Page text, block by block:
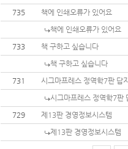
735
책에 인쇄오류가 있어요
책에 인쇄오류가 있어요
733
책 구하고 싶습니다
책 구하고 싶습니다
731
시그마프레스 정역학7판 답
시그마프레스 정역학7판
729
제13판 경영정보시스템
제13판 경영정보시스템